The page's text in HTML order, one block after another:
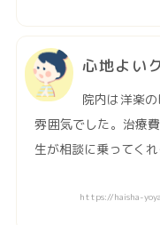
心地よい
院内は洋楽
雰囲気でした。治療
生が相談に乗ってくれ
https://haisha-